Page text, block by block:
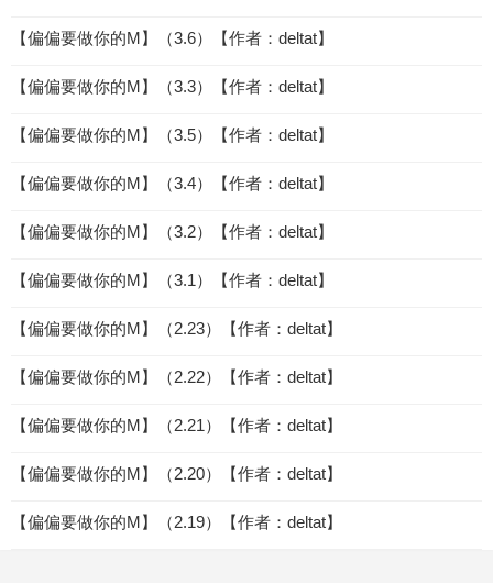
【偏偏要做你的M】（3.6）【作者：deltat】
【偏偏要做你的M】（3.3）【作者：deltat】
【偏偏要做你的M】（3.5）【作者：deltat】
【偏偏要做你的M】（3.4）【作者：deltat】
【偏偏要做你的M】（3.2）【作者：deltat】
【偏偏要做你的M】（3.1）【作者：deltat】
【偏偏要做你的M】（2.23）【作者：deltat】
【偏偏要做你的M】（2.22）【作者：deltat】
【偏偏要做你的M】（2.21）【作者：deltat】
【偏偏要做你的M】（2.20）【作者：deltat】
【偏偏要做你的M】（2.19）【作者：deltat】